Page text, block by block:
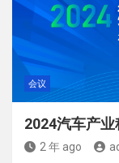
会议
2024汽车产业
2 年 ago